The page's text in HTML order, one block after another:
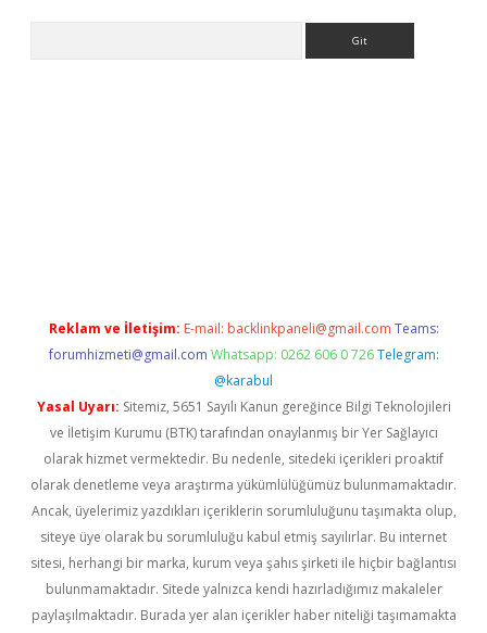
Reklam ve İletişim: E-mail: backlinkpaneli@gmail.com Teams:
forumhizmeti@gmail.com Whatsapp: 0262 606 0 726 Telegram:
@karabul
Yasal Uyarı: Sitemiz, 5651 Sayılı Kanun gereğince Bilgi Teknolojileri
ve İletişim Kurumu (BTK) tarafından onaylanmış bir Yer Sağlayıcı
olarak hizmet vermektedir. Bu nedenle, sitedeki içerikleri proaktif
olarak denetleme veya araştırma yükümlülüğümüz bulunmamaktadır.
Ancak, üyelerimiz yazdıkları içeriklerin sorumluluğunu taşımakta olup,
siteye üye olarak bu sorumluluğu kabul etmiş sayılırlar. Bu internet
sitesi, herhangi bir marka, kurum veya şahıs şirketi ile hiçbir bağlantısı
bulunmamaktadır. Sitede yalnızca kendi hazırladığımız makaleler
paylaşılmaktadır. Burada yer alan içerikler haber niteliği taşımamakta